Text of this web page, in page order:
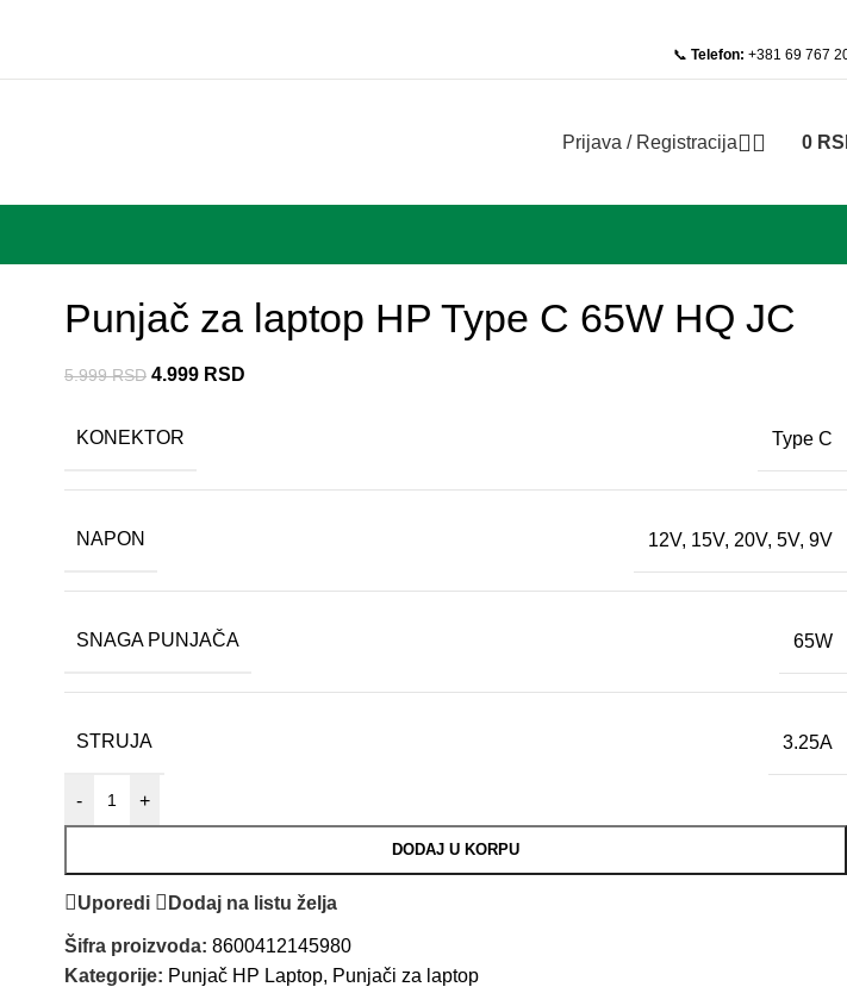
📞 Telefon: +381 69 767
Prijava / Registracija 0
Punjač za laptop HP Type C 65W HQ JC
5.999RSD 4.999 RSD
KONEKTOR Type C
NAPON 12V, 15V, 20V, 5V, 9V
SNAGA PUNJAČA 65W
STRUJA 3.25A
- +
DODAJ U KORPU
Uporedi Dodaj na listu želja
Šifra proizvoda: 8600412145980
Kategorije: Punjač HP Laptop, Punjači za laptop